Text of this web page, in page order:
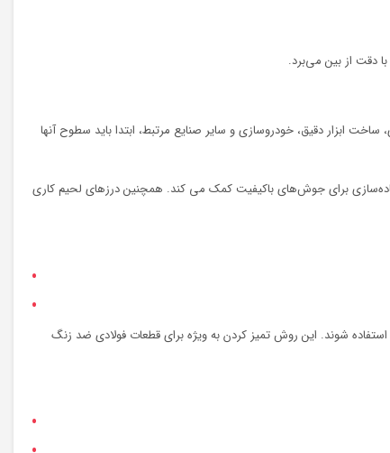
دقت از بین می‌برد.
ابزار دقیق، خودروسازی و سایر صنایع مرتبط، ابتدا باید سطوح آنها
برای جوش‌های باکیفیت کمک می کند. همچنین درزهای لحیم کاری
شوند. این روش تمیز کردن به ویژه برای قطعات فولادی ضد زنگ